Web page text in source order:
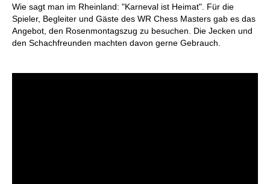
Wie sagt man im Rheinland: "Karneval ist Heimat". Für die
Spieler, Begleiter und Gäste des WR Chess Masters gab es das
Angebot, den Rosenmontagszug zu besuchen. Die Jecken und
den Schachfreunden machten davon gerne Gebrauch.